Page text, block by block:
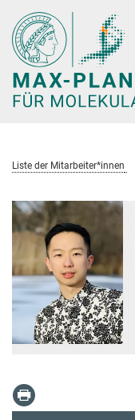
Hauptinhalt
Liste der Mitarbeiter*innen